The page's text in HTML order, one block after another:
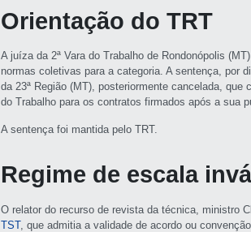
Orientação do TRT
A juíza da 2ª Vara do Trabalho de Rondonópolis
normas coletivas para a categoria. A sentença, por
da 23ª Região (MT), posteriormente cancelada,
do Trabalho para os contratos firmados após a sua
A sentença foi mantida pelo TRT.
Regime de escala
O relator do recurso de revista da técnica, ministro
TST, que admitia a validade de acordo ou